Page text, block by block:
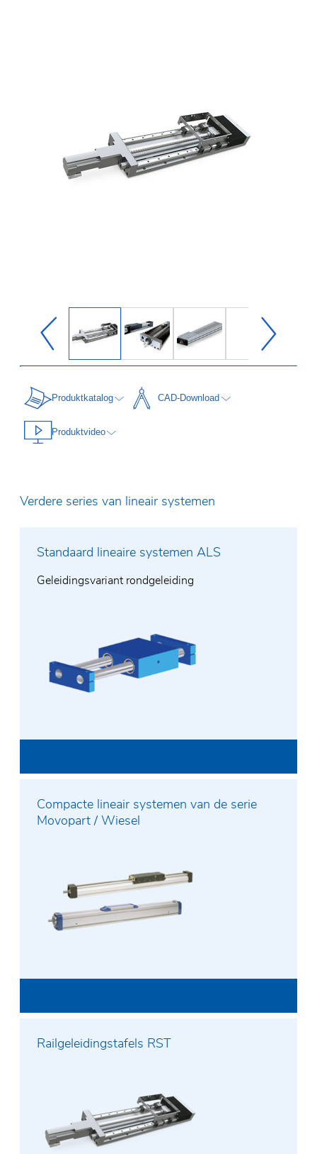
Voor- en achternaam*
E-mailadres*
Produktkatalog CAD-Download
Produktvideo
Verdere series van lineair systemen
Standaard lineaire systemen ALS
Geleidingsvariant rondgeleiding
Compacte lineair systemen van de serie
Movopart / Wiesel
Railgeleidingstafels RST